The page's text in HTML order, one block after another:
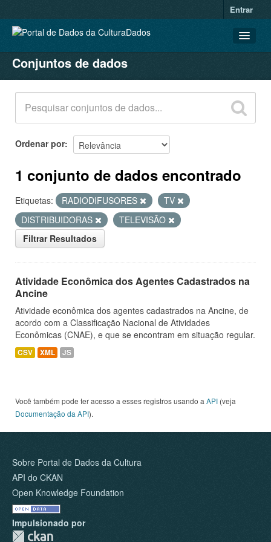
Entrar
CONJUNTOS DE DADOS
ORGANIZAÇÕES
GRUPOS
SOBRE
Conjuntos de dados
Ordenar por
1 conjunto de dados encontrado
Etiquetas: RADIODIFUSORES
TV
DISTRIBUIDORAS
TELEVISÃO
Filtrar Resultados
Atividade Econômica dos Agentes Cadastrados na
Ancine
Atividade econômica dos agentes cadastrados na Ancine, de
acordo com a Classificação Nacional de Atividades
Econômicas (CNAE), e que se encontram em situação regular.
CSV XML JS
Você também pode ter acesso a esses registros usando a API (veja
Documentação da API).
Sobre Portal de Dados da Cultura
API do CKAN
Open Knowledge Foundation
Impulsionado por